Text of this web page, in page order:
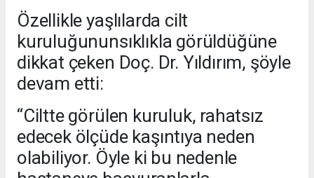
Özellikle yaşlılarda cilt
kuruluğununsıklıkla görüldüğüne
dikkat çeken Doç. Dr. Yıldırım, şöyle
devam etti:
“Ciltte görülen kuruluk, rahatsız
edecek ölçüde kaşıntıya neden
olabiliyor. Öyle ki bu nedenle